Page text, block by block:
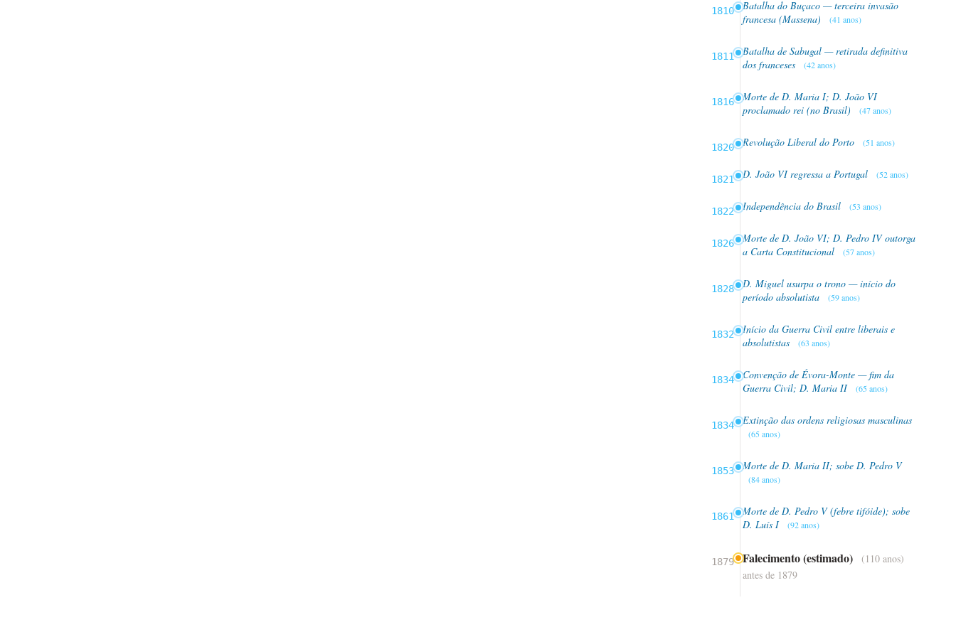
1810
Batalha do Buçaco — terceira invasão
francesa (Massena)
(41 anos)
1811
Batalha de Sabugal — retirada definitiva
dos franceses
(42 anos)
1816
Morte de D. Maria I; D. João VI
proclamado rei (no Brasil)
(47 anos)
1820 Revolução Liberal do Porto (51 anos)
1821 D. João VI regressa a Portugal (52 anos)
1822 Independência do Brasil (53 anos)
1826
Morte de D. João VI; D. Pedro IV outorga
a Carta Constitucional
(57 anos)
1828
D. Miguel usurpa o trono — início do
período absolutista
(59 anos)
1832
Início da Guerra Civil entre liberais e
absolutistas
(63 anos)
1834
Convenção de Évora-Monte — fim da
Guerra Civil; D. Maria II
(65 anos)
1834 Extinção das ordens religiosas masculinas
(65 anos)
1853 Morte de D. Maria II; sobe D. Pedro V
(84 anos)
1861
Morte de D. Pedro V (febre tifóide); sobe
D. Luís I
(92 anos)
1879 Falecimento (estimado)
(110 anos)
antes de 1879